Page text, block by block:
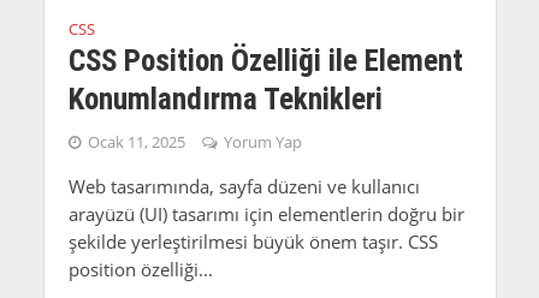
CSS
CSS Position Özelliği ile Element
Konumlandırma Teknikleri
Ocak 11, 2025 Yorum Yap
Web tasarımında, sayfa düzeni ve kullanıcı
arayüzü (UI) tasarımı için elementlerin doğru bir
şekilde yerleştirilmesi büyük önem taşır. CSS
position özelliği...